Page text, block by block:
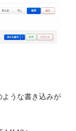
ような書き込みが